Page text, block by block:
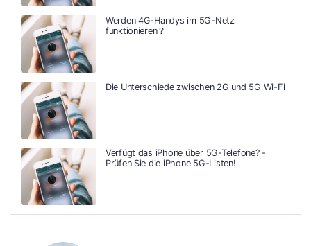
Werden 4G-Handys im 5G-Netz
funktionieren？
Die Unterschiede zwischen 2G und 5G Wi-Fi
Verfügt das iPhone über 5G-Telefone? -
Prüfen Sie die iPhone 5G-Listen!